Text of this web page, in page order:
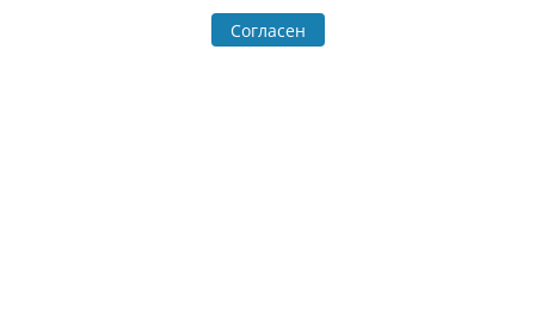
Согласен